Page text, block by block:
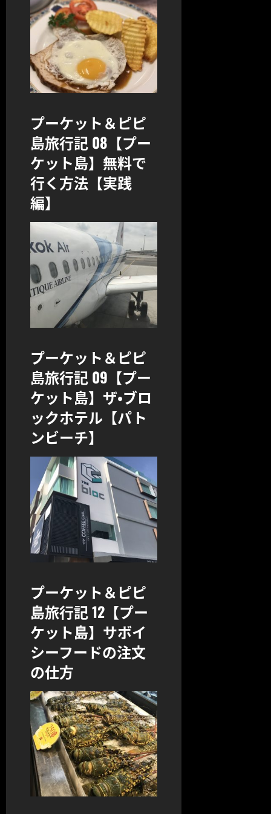
プーケット＆ピピ
島旅行記 08【プー
ケット島】無料で
行く方法【実践
編】
プーケット＆ピピ
島旅行記 09【プー
ケット島】ザ・ブロ
ックホテル【パト
ンビーチ】
プーケット＆ピピ
島旅行記 12【プー
ケット島】サボイ
シーフードの注文
の仕方